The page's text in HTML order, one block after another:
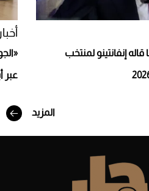
إنفانتينو لمنتخب
عبر
المزيد